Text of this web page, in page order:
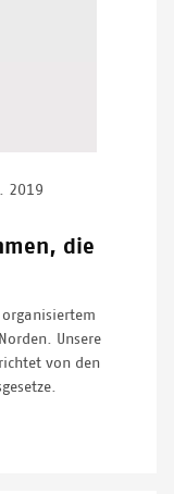
2019
die
Unsere
von den